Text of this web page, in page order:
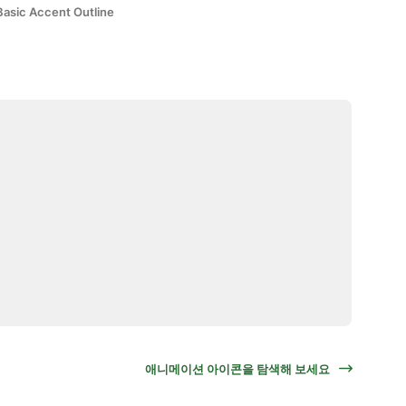
Accent Outline
애니메이션 아이콘을 탐색해 보세요